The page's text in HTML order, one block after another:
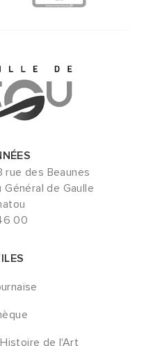
des Beaunes
de Gaulle
00
de l'Art